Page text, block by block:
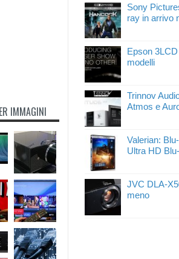
IMMAGINI
Sony
ray in arrivo
Epson
modelli
Trinnov
Atmos e
Valerian:
Ultra HD
JVC DLA-
meno